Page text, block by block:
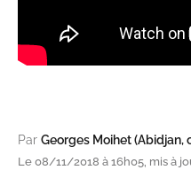
Par Georges Moihet (Abidjan,
Le 08/11/2018 à 16h05, mis à